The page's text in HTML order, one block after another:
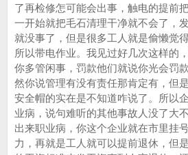
了再检修怎可能会出事，触电的提前
一开始就把毛石清理干净就不会了，
就没事了，但是很多工人就是偷懒觉
所以带电作业。我见过好几次这样的
你多管闲事，罚款他们就说你光会罚
然你说管理有没有责任那肯定有，但
安全帽的实在是不知道咋说了。所以
业病，说句难听的其他事故人没了大
出来职业病，你这个企业就在市里挂
力，再就是工人就可以提前退休，但